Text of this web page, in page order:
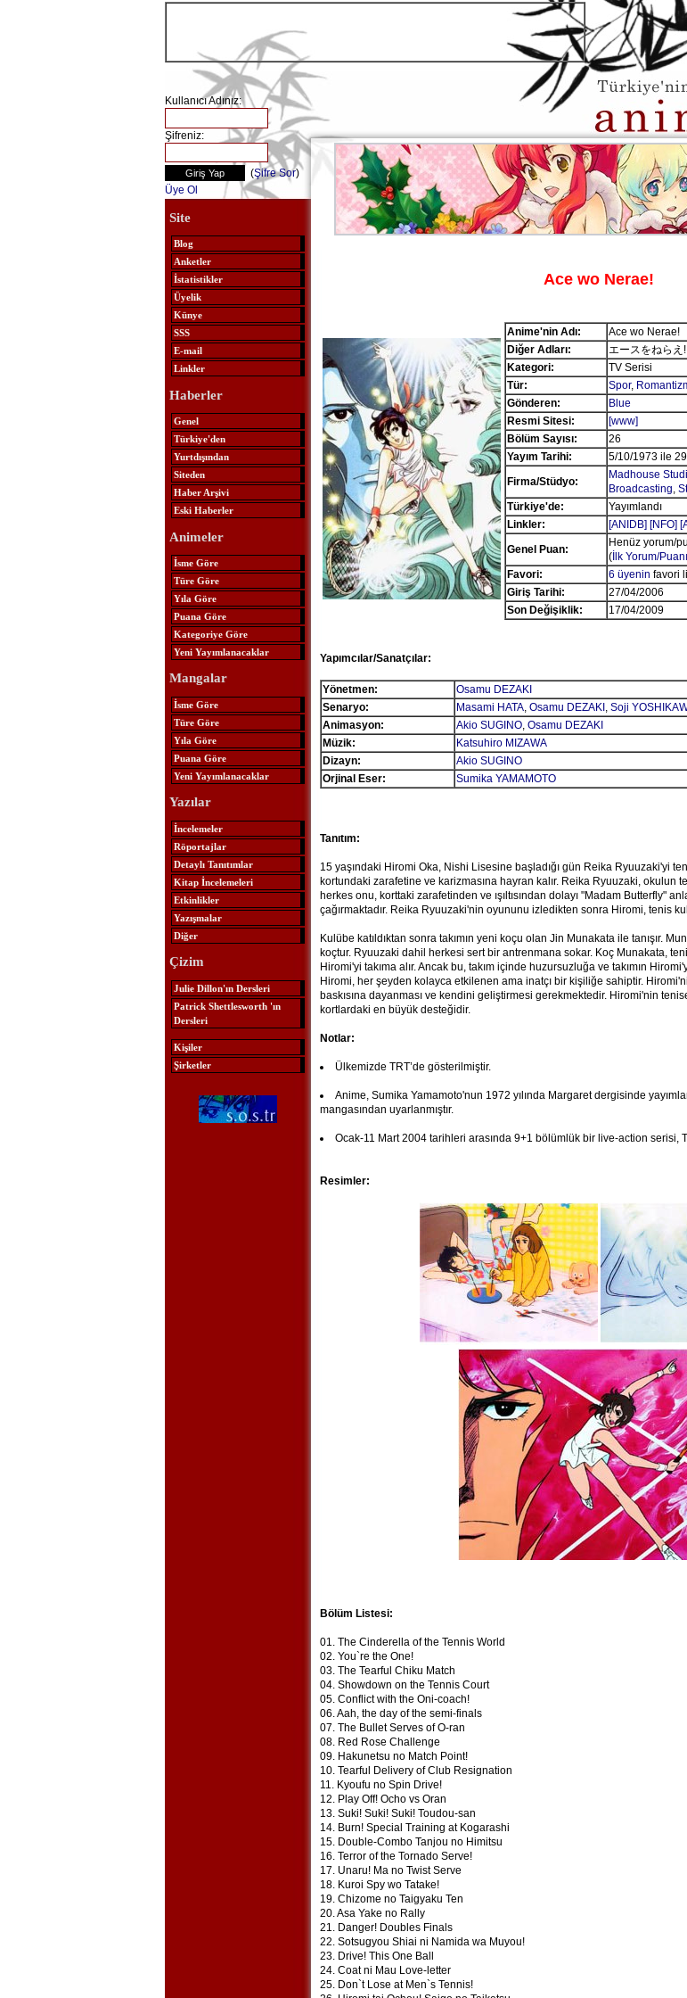
Kullanıcı Adınız:
Şifreniz:
(Şifre Sor)
Üye Ol
Site
Blog
Anketler
İstatistikler
Üyelik
Künye
SSS
E-mail
Linkler
Haberler
Genel
Türkiye'den
Yurtdışından
Siteden
Haber Arşivi
Eski Haberler
Animeler
İsme Göre
Türe Göre
Yıla Göre
Puana Göre
Kategoriye Göre
Yeni Yayımlanacaklar
Mangalar
İsme Göre
Türe Göre
Yıla Göre
Puana Göre
Yeni Yayımlanacaklar
Yazılar
İncelemeler
Röportajlar
Detaylı Tanıtımlar
Kitap İncelemeleri
Etkinlikler
Yazışmalar
Diğer
Çizim
Julie Dillon'ın Dersleri
Patrick Shettlesworth 'ın
Dersleri
Kişiler
Şirketler
Ace wo Nerae!
Anime'nin Adı:
Ace wo Nerae!
Diğer Adları:
エースをねらえ
Kategori:
TV Serisi
Tür:
Spor,
Gönderen:
Blue
Resmi Sitesi:
[www]
Bölüm Sayısı:
26
Yayım Tarihi:
5/10/1973 ile
Firma/Stüdyo:
Madhouse
Broadcasting,
Türkiye'de:
Yayımlandı
Linkler:
[ANIDB] [NFO]
Genel Puan:
Henüz yorum/
(İlk Yorum/
Favori:
6 üyenin favori
Giriş Tarihi:
27/04/2006
Son Değişiklik:
17/04/2009
Yapımcılar/Sanatçılar:
Yönetmen:
Osamu DEZAKI
Senaryo:
Masami HATA, Osamu DEZAKI , Soji
Animasyon:
Akio SUGINO, Osamu DEZAKI
Müzik:
Katsuhiro MIZAWA
Dizayn:
Akio SUGINO
Orjinal Eser:
Sumika YAMAMOTO
Tanıtım:
15 yaşındaki Hiromi Oka, Nishi Lisesine başladığı gün Reika Ryuuzaki'yi
kortundaki zarafetine ve karizmasına hayran kalır. Reika Ryuuzaki, okulun
herkes onu, korttaki zarafetinden ve ışıltısından dolayı "Madam Butterfly"
çağırmaktadır. Reika Ryuuzaki'nin oyununu izledikten sonra Hiromi, tenis
Kulübe katıldıktan sonra takımın yeni koçu olan Jin Munakata ile tanışır.
koçtur. Ryuuzaki dahil herkesi sert bir antrenmana sokar. Koç Munakata,
Hiromi'yi takıma alır. Ancak bu, takım içinde huzursuzluğa ve takımın
Hiromi, her şeyden kolayca etkilenen ama inatçı bir kişiliğe sahiptir.
baskısına dayanması ve kendini geliştirmesi gerekmektedir. Hiromi'nin
kortlardaki en büyük desteğidir.
Notlar:
Ülkemizde TRT’de gösterilmiştir.
Anime, Sumika Yamamoto'nun 1972 yılında Margaret dergisinde
mangasından uyarlanmıştır.
Ocak-11 Mart 2004 tarihleri arasında 9+1 bölümlük bir live-action serisi,
Resimler:
Bölüm Listesi:
01. The Cinderella of the Tennis World
02. You`re the One!
03. The Tearful Chiku Match
04. Showdown on the Tennis Court
05. Conflict with the Oni-coach!
06. Aah, the day of the semi-finals
07. The Bullet Serves of O-ran
08. Red Rose Challenge
09. Hakunetsu no Match Point!
10. Tearful Delivery of Club Resignation
11. Kyoufu no Spin Drive!
12. Play Off! Ocho vs Oran
13. Suki! Suki! Suki! Toudou-san
14. Burn! Special Training at Kogarashi
15. Double-Combo Tanjou no Himitsu
16. Terror of the Tornado Serve!
17. Unaru! Ma no Twist Serve
18. Kuroi Spy wo Tatake!
19. Chizome no Taigyaku Ten
20. Asa Yake no Rally
21. Danger! Doubles Finals
22. Sotsugyou Shiai ni Namida wa Muyou!
23. Drive! This One Ball
24. Coat ni Mau Love-letter
25. Don`t Lose at Men`s Tennis!